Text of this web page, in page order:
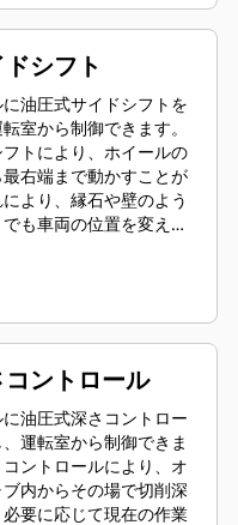
シフト
油圧式サイドシフトを
室から制御できます。
トにより、ホイールの
右端まで動かすことが
より、縁石や壁のよう
も車両の位置を変える
ントロール
油圧式深さコントロー
運転室から制御できま
ントロールにより、オ
内からその場で切削深
要に応じて現在の作業